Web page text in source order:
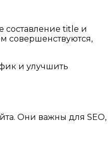
составление title и
совершенствуются,
и улучшить
Они важны для SEO,